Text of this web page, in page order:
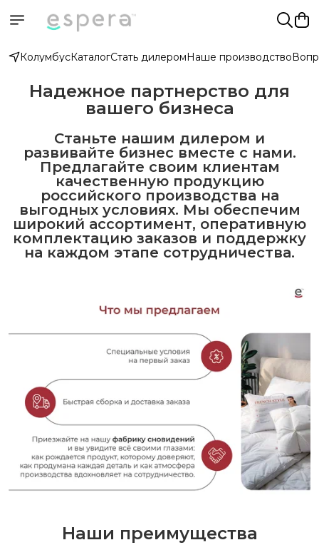
КолумбусКаталогСтать дилеромНаше производство
Надежное партнерство для
вашего бизнеса
Станьте нашим дилером и
развивайте бизнес вместе с нами.
Предлагайте своим клиентам
качественную продукцию
российского производства на
выгодных условиях. Мы обеспечим
широкий ассортимент, оперативную
комплектацию заказов и поддержку
на каждом этапе сотрудничества.
Наши преимущества